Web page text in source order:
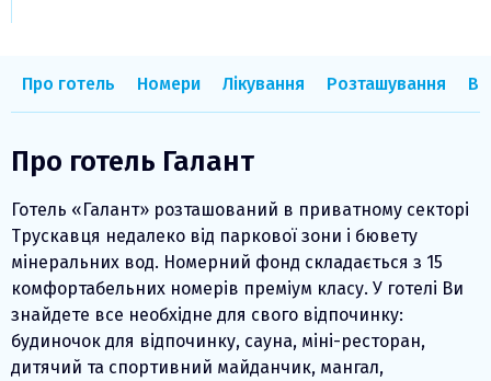
Про готель Номери Лікування Розташування
Про готель Галант
Готель «Галант» розташований в приватному секторі
Трускавця недалеко від паркової зони і бювету
мінеральних вод. Номерний фонд складається з 15
комфортабельних номерів преміум класу. У готелі Ви
знайдете все необхідне для свого відпочинку:
будиночок для відпочинку, сауна, міні-ресторан,
дитячий та спортивний майданчик, мангал,